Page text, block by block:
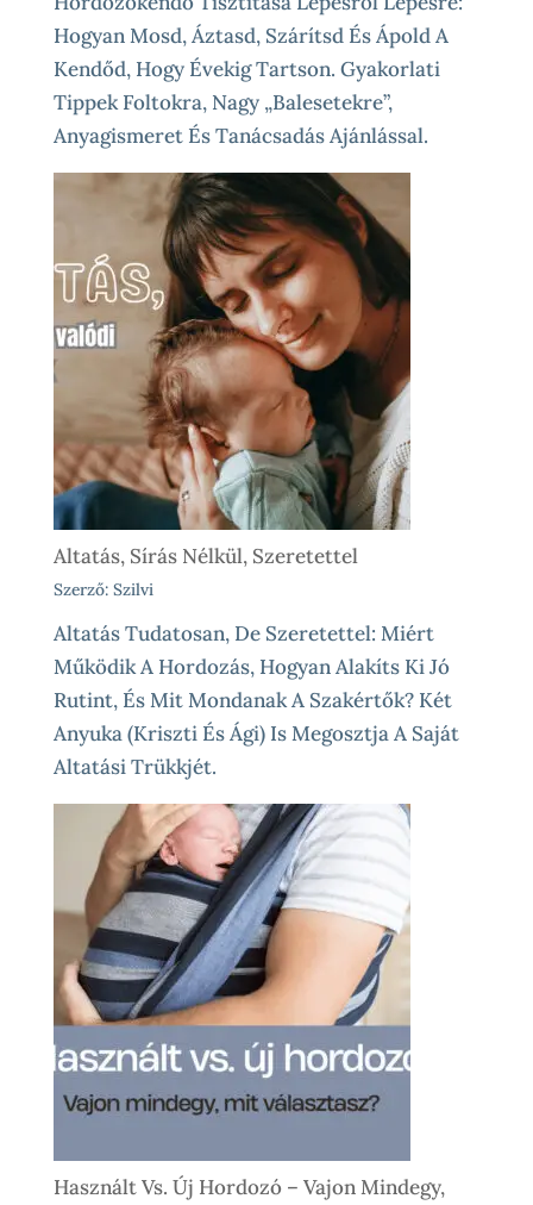
Hogyan Mosd, Áztasd, Szárítsd És Ápold A
Kendőd, Hogy Évekig Tartson. Gyakorlati
Tippek Foltokra, Nagy „balesetekre”,
Anyagismeret És Tanácsadás Ajánlással.
Altatás, Sírás Nélkül, Szeretettel
Szerző: Szilvi
Altatás Tudatosan, De Szeretettel: Miért
Működik A Hordozás, Hogyan Alakíts Ki Jó
Rutint, És Mit Mondanak A Szakértők? Két
Anyuka (Kriszti És Ági) Is Megosztja A Saját
Altatási Trükkjét.
Használt Vs. Új Hordozó – Vajon Mindegy,